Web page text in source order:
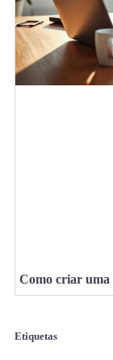
Como criar uma
Etiquetas